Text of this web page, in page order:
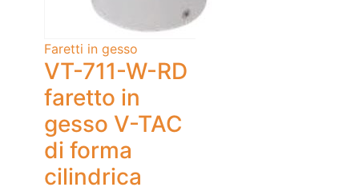
Faretti in gesso
VT-711-W-RD
faretto in
gesso V-TAC
di forma
cilindrica